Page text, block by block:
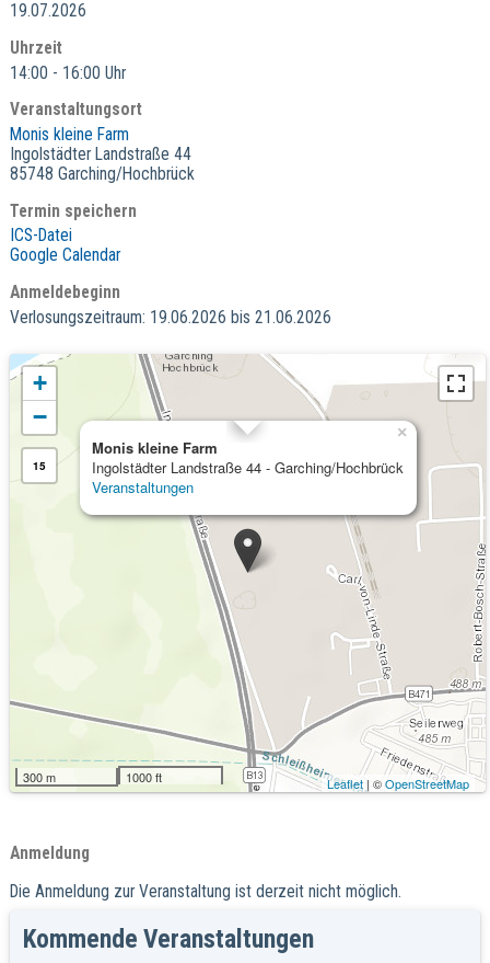
19.07.2026
Uhrzeit
14:00 - 16:00 Uhr
Veranstaltungsort
Monis kleine Farm
Ingolstädter Landstraße 44
85748 Garching/Hochbrück
Termin speichern
ICS-Datei
Google Calendar
Anmeldebeginn
Verlosungszeitraum: 19.06.2026 bis 21.06.2026
Monis kleine Farm
Ingolstädter Landstraße 44 - Garching/Hochbrück
Veranstaltungen
×
+
−
15
300 m 1000 ft Leaflet| ©OpenStreetMap
Anmeldung
Die Anmeldung zur Veranstaltung ist derzeit nicht möglich.
Kommende Veranstaltungen